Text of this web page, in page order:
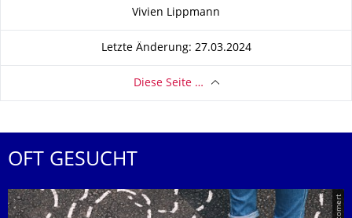
Vivien Lippmann
Letzte Änderung: 27.03.2024
Diese Seite …
OFT GESUCHT